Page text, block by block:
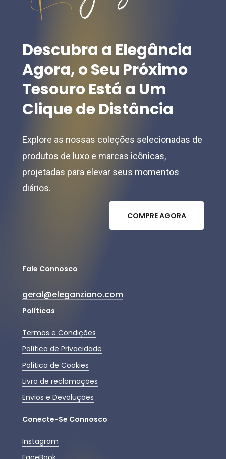
Descubra a Elegância
Agora,oSeu Próximo
TesouroEstá a Um
CliquedeDistância
Explore as nossas coleções selecionadas de
produtos de luxo e marcas icônicas,
projetadas para elevar seus momentos
diários.
COMPREAGORA
Fale Connosco
geral@eleganziano.com
Políticas
Termos e Condições
Política de Privacidade
Política de Cookies
Livro de reclamações
Envios e Devoluções
Conecte-Se Connosco
Instagram